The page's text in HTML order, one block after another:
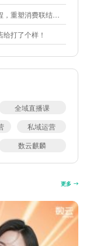
消费联结新体验
打了个样！
全域直播课
私域运营
数云麒麟
更多